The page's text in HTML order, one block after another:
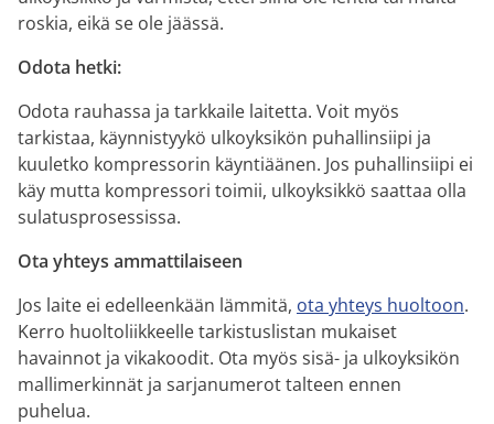
roskia, eikä se ole jäässä.
Odota hetki:
Odota rauhassa ja tarkkaile laitetta. Voit myös
tarkistaa, käynnistyykö ulkoyksikön puhallinsiipi ja
kuuletko kompressorin käyntiäänen. Jos puhallinsiipi ei
käy mutta kompressori toimii, ulkoyksikkö saattaa olla
sulatusprosessissa.
Ota yhteys ammattilaiseen
Jos laite ei edelleenkään lämmitä, ota yhteys huoltoon.
Kerro huoltoliikkeelle tarkistuslistan mukaiset
havainnot ja vikakoodit. Ota myös sisä- ja ulkoyksikön
mallimerkinnät ja sarjanumerot talteen ennen
puhelua.